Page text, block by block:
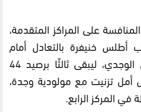
على المراكز المتقدمة،
خنيفرة بالتعادل أمام
الاتحاد الإسلامي الوجدي، ليبقى ثالثًا برصيد 44
أمل تزنيت مع مولودية وجدة،